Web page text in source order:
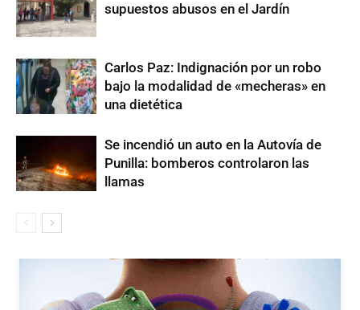
supuestos abusos en el Jardín
Carlos Paz: Indignación por un robo
bajo la modalidad de «mecheras» en
una dietética
Se incendió un auto en la Autovía de
Punilla: bomberos controlaron las
llamas